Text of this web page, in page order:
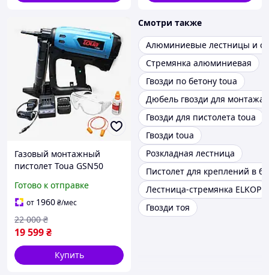
Газовый монтажный
пистолет Toua GSN50
Готово к отправке
от 1960₴/мес
19 599₴
22 000 ₴
Купить
Смотри также
Алюминиевые лестницы и
Стремянка алюминиевая
Гвозди по бетону toua
Дюбель гвозди для монтажа
Гвозди для пистолета toua
Гвозди toua
Розкладная лестница
Пистолет для креплений в
Лестница-стремянка ELKOP
Гвозди тоя